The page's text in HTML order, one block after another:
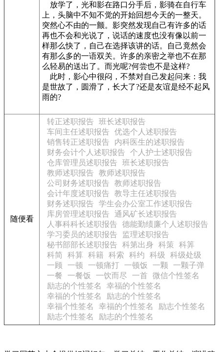
放学了，光和影在路口分手后，影骑在自行车
上，头脑中不知不觉的开始回想今天的一整天。
突然心不由的一颤。影突然发现自己有许多的话
再也不会和光说了，说话的速度也没有像以前一
样那么快了，自己在选择该讲的话。自己竟然会
有那么多的一语双关。许多的亲密之举也不在那
么轻易的送出了。而光呢?何尝也不是这样?
此时，影心中很闷，不禁对自己发起问来：我
是世故了，圆滑了，长大了?还是友谊是经不起风
雨的?
随便看
转正述职报告
班长述职报告
车间主任述职报告
优选个人述职报告
销售转正述职报告
内科医生的述职报告
财务会计个人述职报告
个人护士述职报告
仓库管理员述职报告
班长述职报告
教师述职报告
教师述职报告
公司财务述职报告
教师述职报告
会计年度述职报告
教导主任述职报告
财务述职报告
学生会办公室工作述职报告
库房管理述职报告
通风矿长述职报告
人事科科长述职报告
德能勤绩廉个人述职报告
学习委员的述职报告
监理述职报告
秘书部部长述职报告
科第出身 科策
科筭
科简
科算 科籍 科索 科约 科级
科级处级
一顾
一顿 一顿痛打 一顿饭 一颗
一颗子弹
一餐
一餐饭 一饮而尽 一首
微信个性签名
励志的个性签名
幸福的个性签名
幸福的个性签名
励志的个性签名
幸福个性签名
幸福的个性签名
励志个性签名
励志个性签名
励志的个性签名